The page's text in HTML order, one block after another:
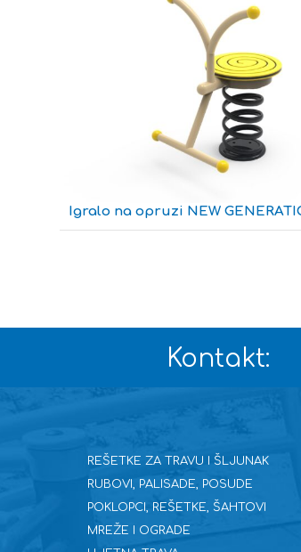
Igralo na opruzi NEW
Kontakt:
REŠETKE ZA TRAVU I ŠLJUNAK
RUBOVI, PALISADE, POSUDE
POKLOPCI, REŠETKE, ŠAHTOVI
MREŽE I OGRADE